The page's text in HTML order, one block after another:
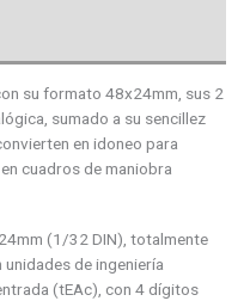
su formato 48x24mm, sus 2
sumado a su sencillez
en idoneo para
en cuadros de maniobra
(1/32 DIN), totalmente
de ingeniería
(tEAc), con 4 dígitos